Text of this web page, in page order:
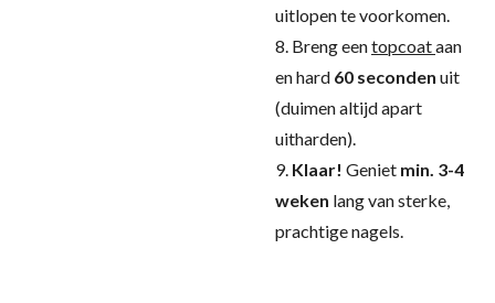
uitlopen te voorkomen.
8. Breng eentopcoataan
en hard 60 seconden uit
(duimen altijd apart
uitharden).
9. Klaar! Geniet min. 3-4
weken lang van sterke,
prachtige nagels.